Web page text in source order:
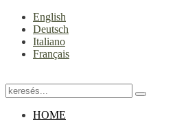
English
Deutsch
Italiano
Français
HOME